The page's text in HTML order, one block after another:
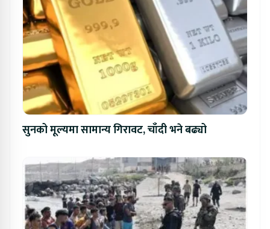
सुनको मूल्यमा सामान्य गिरावट, चाँदी भने बढ्यो